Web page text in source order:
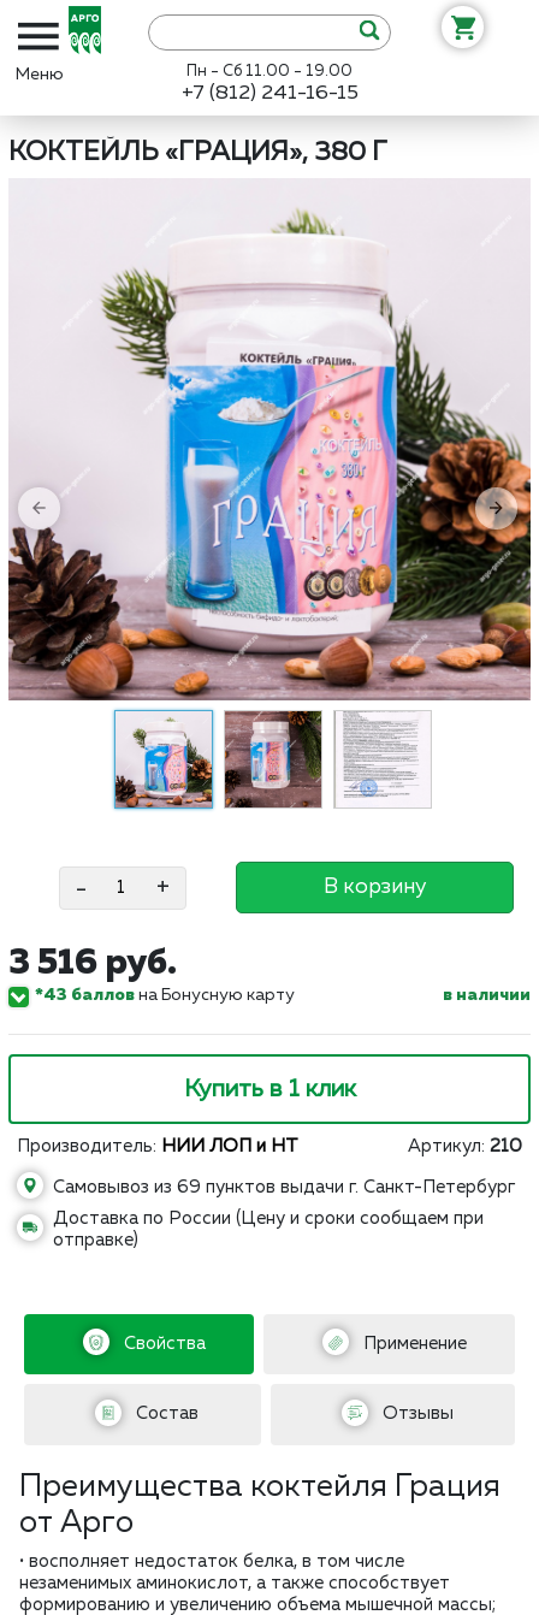
Пн - Сб 11.00 - 19.00
+7 (812) 241-16-15
КОКТЕЙЛЬ «ГРАЦИЯ», 380 Г
- + В корзину
3 516 руб.
*43 баллов на Бонусную карту в наличии
Купить в 1 клик
Производитель: НИИ ЛОП и НТ Артикул: 210
Самовывоз из 69 пунктов выдачи г. Санкт-Петербург
Доставка по России (Цену и сроки сообщаем при
отправке)
Свойства Применение
Состав Отзывы
Преимущества коктейля Грация
от Арго
• восполняет недостаток белка, в том числе
незаменимых аминокислот, а также способствует
формированию и увеличению объема мышечной массы;